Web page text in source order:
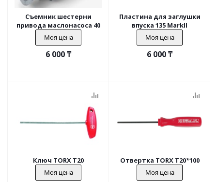
Съемник шестерни
привода маслонасоса 40
Моя цена
6 000₸
Пластина для заглушки
впуска 135 Markll
Моя цена
6 000₸
Ключ TORX T20
Моя цена
Отвертка TORX T20*100
Моя цена